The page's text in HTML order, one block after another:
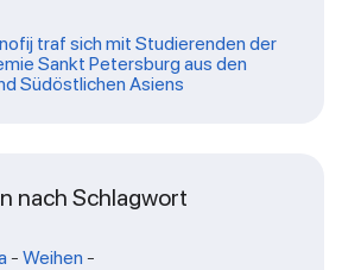
traf sich mit Studierenden der
Sankt Petersburg aus den
Südöstlichen Asiens
nach Schlagwort
- Weihen -